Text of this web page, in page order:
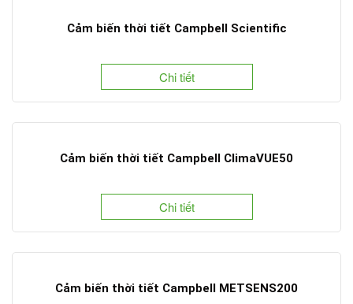
Cảm biến thời tiết Campbell Scientific
Chi tiết
Cảm biến thời tiết Campbell ClimaVUE50
Chi tiết
Cảm biến thời tiết Campbell METSENS200